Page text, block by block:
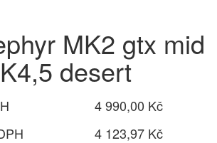
MK2 gtx mid
desert
4 990,00 Kč
4 123,97 Kč